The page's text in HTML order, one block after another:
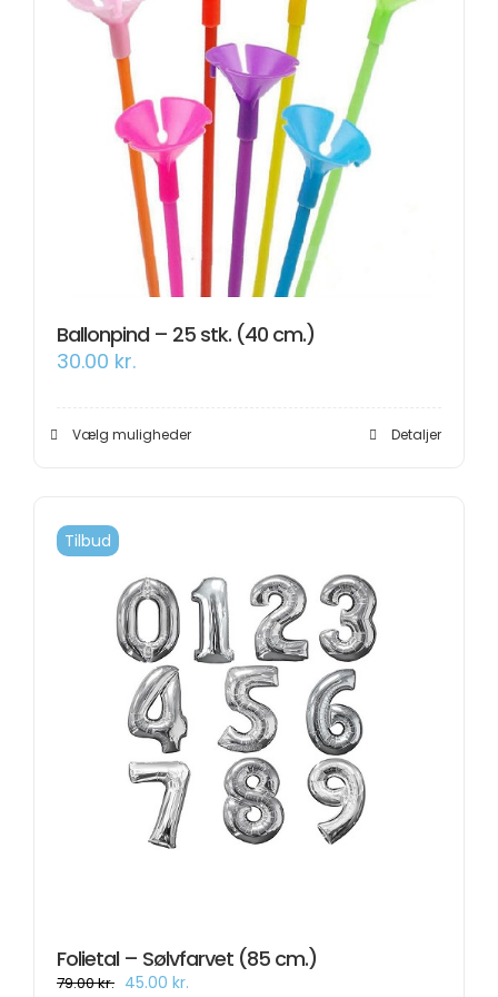
Ballonpind – 25 stk. (40 cm.)
30.00 kr.
Vælg mulighederDette
på
varesiden
Detaljer
Tilbud
Folietal – Sølvfarvet (85 cm.)
79.00kr. Den
45.00 kr.